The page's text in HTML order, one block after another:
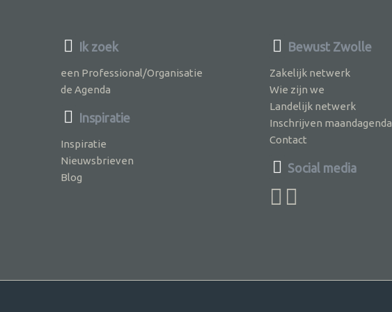
Ik zoek
een Professional/Organisatie
de Agenda
Inspiratie
Inspiratie
Nieuwsbrieven
Blog
Bewust Zwolle
Zakelijk netwerk
Wie zijn we
Landelijk netwerk
Inschrijven maandagenda
Contact
Social media